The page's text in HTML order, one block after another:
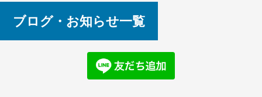
ブログ・お知らせ一覧